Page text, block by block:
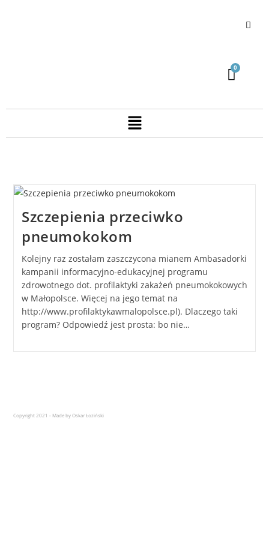
Szczepienia przeciwko
pneumokokom
Kolejny raz zostałam zaszczycona mianem Ambasadorki
kampanii informacyjno-edukacyjnej programu
zdrowotnego dot. profilaktyki zakażeń pneumokokowych
w Małopolsce. Więcej na jego temat na
http://www.profilaktykawmalopolsce.pl). Dlaczego taki
program? Odpowiedź jest prosta: bo nie…
Copyright 2021 - Made by Oskar Łoziński